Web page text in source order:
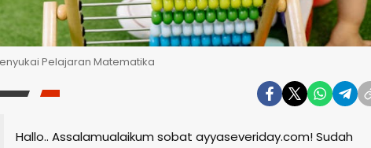
Pelajaran Matematika
Hallo.. Assalamualaikum sobat ayyaseveriday.com! Sudah